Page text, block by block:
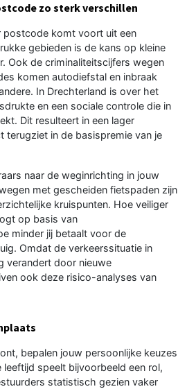
zo sterk verschillen
postcode komt voort uit een
gebieden is de kans op kleine
Ook de criminaliteitscijfers wegen
komen autodiefstal en inbraak
In Drechterland is over het
en een sociale controle die in
Dit resulteert in een lager
terugziet in de basispremie van je
naar de weginrichting in jouw
met gescheiden fietspaden zijn
kruispunten. Hoe veiliger
op basis van
minder jij betaalt voor de
Omdat de verkeerssituatie in
verandert door nieuwe
ook deze risico-analyses van
bepalen jouw persoonlijke keuzes
speelt bijvoorbeeld een rol,
statistisch gezien vaker